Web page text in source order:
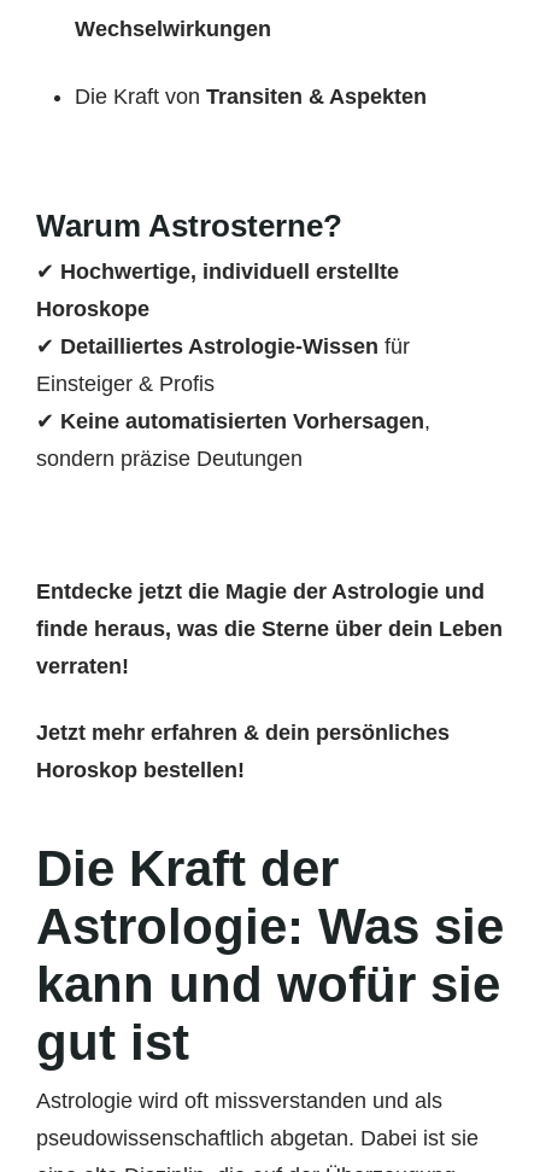
Wechselwirkungen
Die Kraft von Transiten & Aspekten
Warum Astrosterne?
✔ Hochwertige, individuell erstellte
Horoskope
✔ Detailliertes Astrologie-Wissen für
Einsteiger & Profis
✔ Keine automatisierten Vorhersagen,
sondern präzise Deutungen
Entdecke jetzt die Magie der Astrologie und
finde heraus, was die Sterne über dein Leben
verraten!
Jetzt mehr erfahren & dein persönliches
Horoskop bestellen!
Die Kraft der
Astrologie: Was sie
kann und wofür sie
gut ist
Astrologie wird oft missverstanden und als
pseudowissenschaftlich abgetan. Dabei ist sie